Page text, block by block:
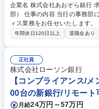
企業名 株式会社あおぞら銀行 求人名 【東京】証券事務業務担当（事務
部） 仕事の内容 当行の事務部において、以下証券取引に係るバックオフ
ィス業務をお任せいたします。 【詳細】 ■有価証券に係る決済・管理の後
方事務や決算作業 （国内で発
ム化の推進やＢＣＰ等のプロ
更の範囲：当行の指定する業務） 募集職種 【東京】証券事務業務
（事務部）
年間休日120日以上 退職金あり
正社員
株式会社ローソン銀行
【コンプライアンス/
00台の新銀行/リモート
月給24万円～57万円